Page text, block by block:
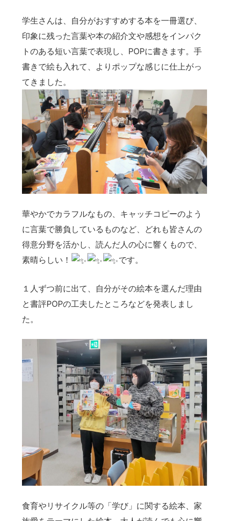
学生さんは、自分がおすすめする本を一冊選び、
印象に残った言葉や本の紹介文や感想をインパク
トのある短い言葉で表現し、POPに書きます。手
書きで絵も入れて、よりポップな感じに仕上がっ
てきました。
華やかでカラフルなもの、キャッチコピーのよう
に言葉で勝負しているものなど、どれも皆さんの
得意分野を活かし、読んだ人の心に響くもので、
素晴らしい！
です。
１人ずつ前に出て、自分がその絵本を選んだ理由
と書評POPの工夫したところなどを発表しまし
た。
食育やリサイクル等の「学び」に関する絵本、家